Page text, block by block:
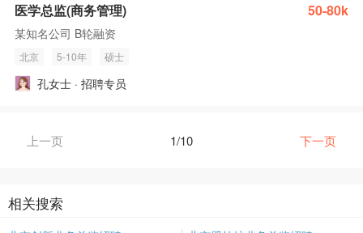
医学总监(商务管理) 50-80k
某知名公司 B轮融资
北京 5-10年 硕士
孔女士 · 招聘专员
上一页 1/10 下一页
相关搜索